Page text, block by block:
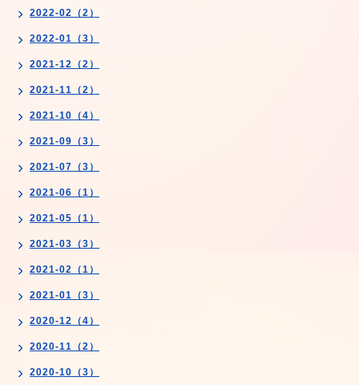
2022-02（2）
2022-01（3）
2021-12（2）
2021-11（2）
2021-10（4）
2021-09（3）
2021-07（3）
2021-06（1）
2021-05（1）
2021-03（3）
2021-02（1）
2021-01（3）
2020-12（4）
2020-11（2）
2020-10（3）